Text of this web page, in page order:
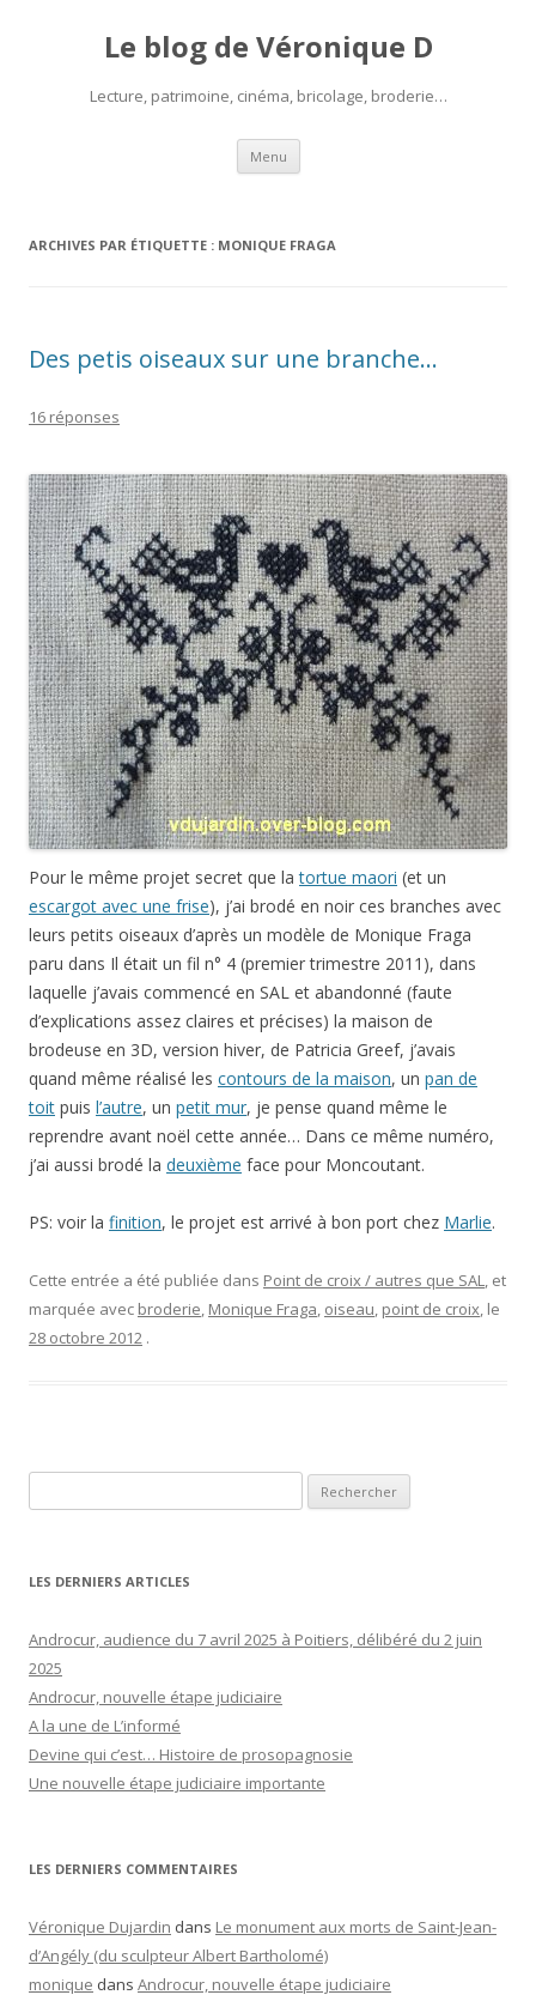
Le blog de Véronique D
Lecture, patrimoine, cinéma, bricolage, broderie…
Menu Aller
contenu
ARCHIVES PAR ÉTIQUETTE : MONIQUE FRAGA
Des petis oiseaux sur une branche…
16 réponses
Pour le même projet secret que latortue maori (et un
escargot avec une frise), j’ai brodé en noir ces branches avec
leurs petits oiseaux d’après un modèle de Monique Fraga
paru dans Il était un fil n° 4 (premier trimestre 2011), dans
laquelle j’avais commencé en SAL et abandonné (faute
d’explications assez claires et précises) la maison de
brodeuse en 3D, version hiver, de Patricia Greef, j’avais
quand même réalisé les contours de la maison, un pan de
toit puis l’autre, un petit mur, je pense quand même le
reprendre avant noël cette année… Dans ce même numéro,
j’ai aussi brodé la deuxième face pour Moncoutant.
PS: voir la finition, le projet est arrivé à bon port chez Marlie.
Cette entrée a été publiée dans Point de croix / autres que SAL, et
marquée avec broderie, Monique Fraga, oiseau, point de croix, le
28 octobre 2012 .
LES DERNIERS ARTICLES
Androcur, audience du 7 avril 2025 à Poitiers, délibéré du 2 juin
2025
Androcur, nouvelle étape judiciaire
A la une de L’informé
Devine qui c’est… Histoire de prosopagnosie
Une nouvelle étape judiciaire importante
LES DERNIERS COMMENTAIRES
Véronique Dujardin dans Le monument aux morts de Saint-Jean-
d’Angély (du sculpteur Albert Bartholomé)
monique dans Androcur, nouvelle étape judiciaire